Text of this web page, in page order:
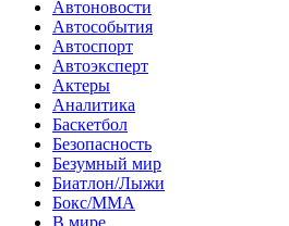
Автоновости
Автособытия
Автоспорт
Автоэксперт
Актеры
Аналитика
Баскетбол
Безопасность
Безумный мир
Биатлон/Лыжи
Бокс/MMA
В мире